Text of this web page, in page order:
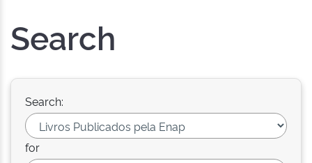
Search
Search:
for